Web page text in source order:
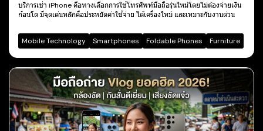
บริการเช่า iPhone คือทางเลือกการใช้โทรศัพท์มือถือรุ่นใหม่โดยไม่ต้องจ่ายเงิน
ก้อนโต มีจุดเด่นหลักคือประหยัดค่าใช้จ่าย ได้เครื่องใหม่ และเหมาะกับงานด่วน
Mobile Technology Smartphones Foldable Phones Furniture